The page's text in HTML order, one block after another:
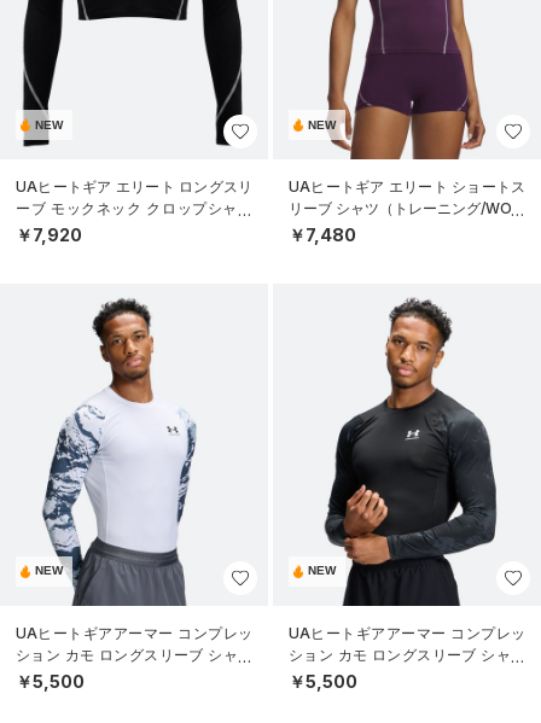
NEW
UAヒートギア エリート ロングスリ
ーブ モックネック クロップシャツ
（トレーニング/WOMEN）
￥7,920
NEW
UAヒートギア エリート ショートス
リーブ シャツ（トレーニング/WOM
EN）
￥7,480
NEW
UAヒートギアアーマー コンプレッ
ション カモ ロングスリーブ シャツ
（トレーニング/MEN）
￥5,500
NEW
UAヒートギアアーマー コンプレッ
ション カモ ロングスリーブ シャツ
（トレーニング/MEN）
￥5,500